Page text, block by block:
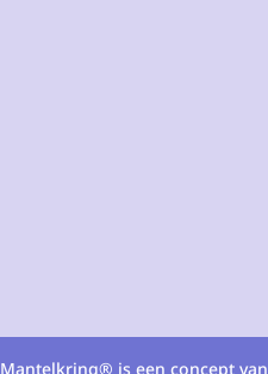
Mantelkring® is een concept van